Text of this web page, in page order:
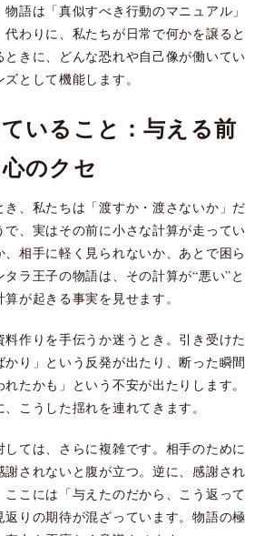
語は「真似すべき行動のマニュアル」
わりに、私たちが日常で何かを譲ると
ときに、どんな恐れや自己像が働いてい
として機能します。
いること：与える前
のクセ
、私たちは「渡すか・渡さないか」だ
で、実はその前に小さな計算が走ってい
、相手に軽く見られないか、あとで困ら
ラ王子の物語は、その計算が“悪い”と
が起きる事実を見せます。
料作りを手伝うか迷うとき。引き受けた
り」という反発が出たり、断った瞬間
たかも」という不安が出たりします。
こうした揺れを連れてきます。
ては、さらに複雑です。相手のために
されないと腹が立つ。逆に、感謝され
ここには「与えたのだから、こう返って
返りの期待が混ざっています。物語の極